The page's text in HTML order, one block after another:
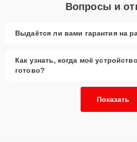
Главные
сервиса
клиентов.
после попадания влаги.
Доставка и выезд:
мастера или доставки
Вопросы и
Выдаётся ли вами гарантия на
Как узнать, когда моё
готово?
Показать